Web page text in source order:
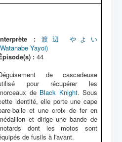
:
渡辺 やよい
Yayoi)
: 44
de cascadeuse
pour récupérer les
de Black Knight. Sous
identité, elle porte une cape
balle et une croix de fer en
et dirige une bande de
dont les motos sont
de fusils à l'avant.